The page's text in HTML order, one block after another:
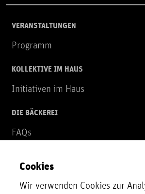
VERANSTALTUNGEN
Programm
KOLLEKTIVE IM HAUS
Initiativen im Haus
DIE BÄCKEREI
FAQs
NEWSLETTER
Zur Newsletter Anmeldung
Cookies
Wir verwenden Cookies zur